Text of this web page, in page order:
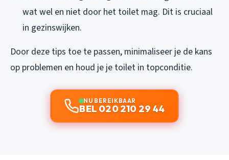
wat wel en niet door het toilet mag. Dit is cruciaal
in gezinswijken.
Door deze tips toe te passen, minimaliseer je de kans
op problemen en houd je je toilet in topconditie.
NU BEREIKBAAR
BEL 020 210 29 44